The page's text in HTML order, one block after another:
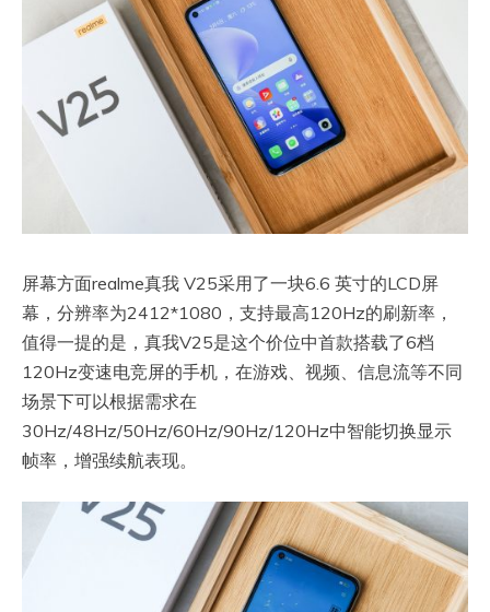
屏幕方面realme真我 V25采用了一块6.6 英寸的LCD屏
幕，分辨率为2412*1080，支持最高120Hz的刷新率，
值得一提的是，真我V25是这个价位中首款搭载了6档
120Hz变速电竞屏的手机，在游戏、视频、信息流等不同
场景下可以根据需求在
30Hz/48Hz/50Hz/60Hz/90Hz/120Hz中智能切换显示
帧率，增强续航表现。